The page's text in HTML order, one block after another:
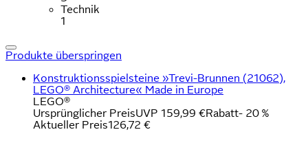
Technik
1
Produkte überspringen
Konstruktionsspielsteine »Trevi-Brunnen (21062),
LEGO® Architecture« Made in Europe
LEGO®
Ursprünglicher PreisUVP 159,99 €Rabatt- 20 %
Aktueller Preis126,72 €